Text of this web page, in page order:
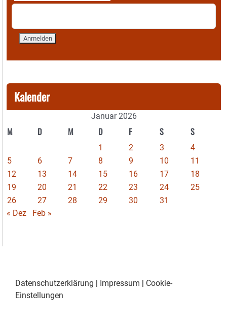
Kalender
Januar 2026
M D M D F S S
1 2 3
4
5
6 7 8 9 10
11
12
13 14 15 16 17
18
19
20 21 22 23 24
25
26
27 28 29 30
31
« Dez
Feb »
Datenschutzerklärung Impressum
Cookie-
Einstellungen